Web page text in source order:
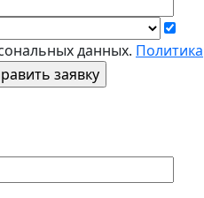
данных. Политика